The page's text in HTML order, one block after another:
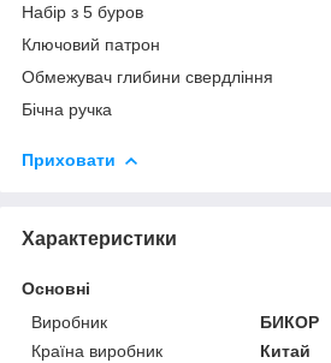
Набір з 5 буров
Ключовий патрон
Обмежувач глибини свердління
Бічна ручка
Приховати
Характеристики
Основні
Виробник
БИКОР
Країна виробник
Китай